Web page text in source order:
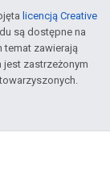
licencją Creative
są dostępne na
temat zawierają
jest zastrzeżonym